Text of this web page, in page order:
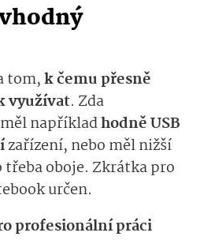
tom,k čemu přesně
využívat. Zda
napříkladhodně USB
zařízení, nebo měl nižší
oboje. Zkrátka pro
určen.
profesionální práci